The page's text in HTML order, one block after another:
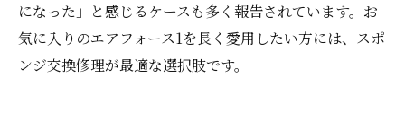
になった」と感じるケースも多く報告されています。お
気に入りのエアフォース1を長く愛用したい方には、スポ
ンジ交換修理が最適な選択肢です。